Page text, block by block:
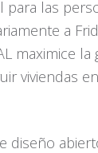
para las
a
maximice la
viviendas
diseño